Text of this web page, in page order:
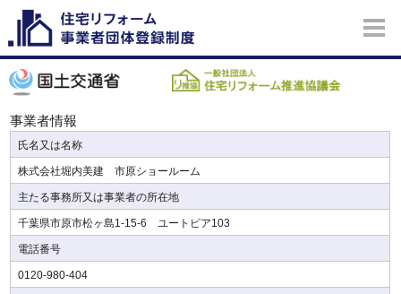
事業者情報
氏名又は名称
株式会社堀内美建 市原ショールーム
主たる事務所又は事業者の所在地
千葉県市原市松ヶ島1-15-6 ユートピア103
電話番号
0120-980-404